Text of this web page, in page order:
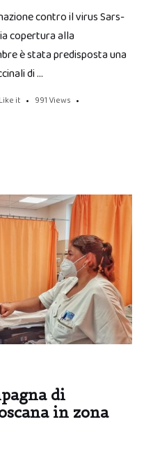
contro il virus Sars-
copertura alla
è stata predisposta una
di …
Like it 991 Views
di
in zona